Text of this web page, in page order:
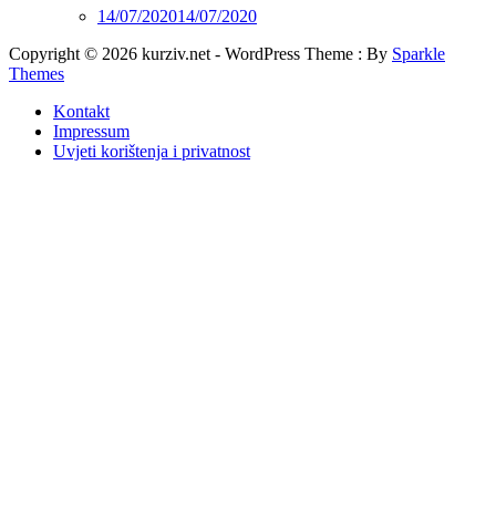
14/07/202014/07/2020
Copyright © 2026 kurziv.net - WordPress Theme : By Sparkle
Themes
Kontakt
Impressum
Uvjeti korištenja i privatnost